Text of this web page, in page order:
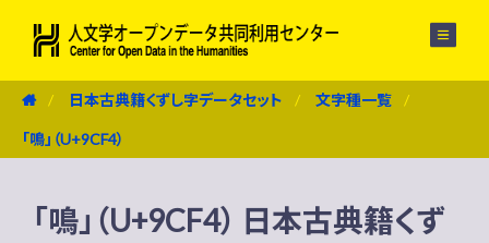
日本古典籍くずし字データセット 文字種一覧
「鳴」（U+9CF4）
「鳴」（U+9CF4） 日本古典籍くず